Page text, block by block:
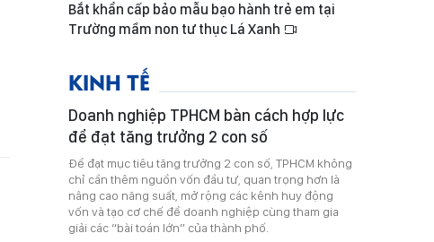
Bắt khẩn cấp bảo mẫu bạo hành trẻ em tại
Trường mầm non tư thục Lá Xanh
KINH TẾ
Doanh nghiệp TPHCM bàn cách hợp lực
để đạt tăng trưởng 2 con số
Để đạt mục tiêu tăng trưởng 2 con số, TPHCM không
chỉ cần thêm nguồn vốn đầu tư, quan trọng hơn là
nâng cao năng suất, mở rộng các kênh huy động
vốn và tạo cơ chế để doanh nghiệp cùng tham gia
giải các “bài toán lớn” của thành phố.